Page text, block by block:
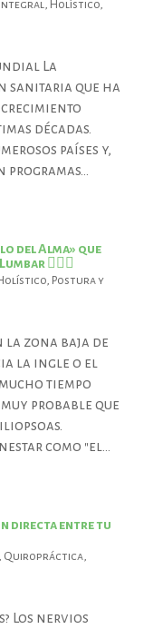
Integral, Holístico,
La
sanitaria que ha
décadas.
países y,
del Alma» que
🧘‍♂️✨
, Postura y
la zona baja de
la ingle o el
tiempo
probable que
como "el...
directa entre tu
Quiropráctica,
Los nervios